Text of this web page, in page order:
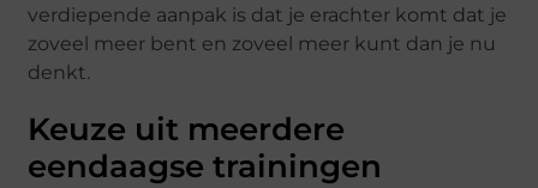
verdiepende aanpak is dat je erachter komt dat je
zoveel meer bent en zoveel meer kunt dan je nu
denkt.
Keuze uit meerdere
eendaagse trainingen